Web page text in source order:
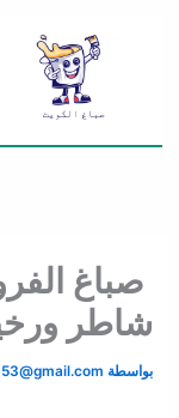
صباغ
شاطر ورخيص
بواسطة